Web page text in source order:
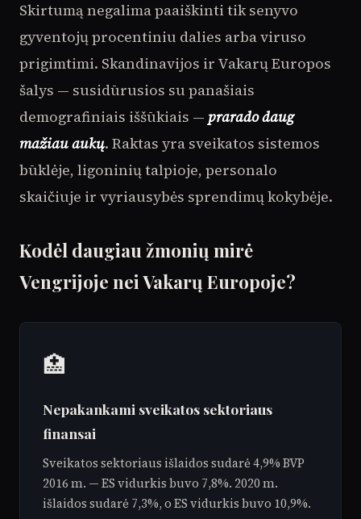
Skirtumą negalima paaiškinti tik senyvo
gyventojų procentiniu dalies arba viruso
prigimtimi. Skandinavijos ir Vakarų Europos
šalys — susidūrusios su panašiais
demografiniais iššūkiais — prarado daug
mažiau aukų. Raktas yra sveikatos sistemos
būklėje, ligoninių talpioje, personalo
skaičiuje ir vyriausybės sprendimų kokybėje.
Kodėl daugiau žmonių mirė
Vengrijoje nei Vakarų Europoje?
🏥
Nepakankami sveikatos sektoriaus
finansai
Sveikatos sektoriaus išlaidos sudarė 4,9% BVP
2016 m. — ES vidurkis buvo 7,8%. 2020 m.
išlaidos sudarė 7,3%, o ES vidurkis buvo 10,9%.